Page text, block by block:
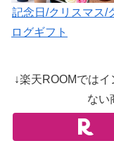
記念日/クリスマス/
ログギフト
↓楽天ROOMでは
ない